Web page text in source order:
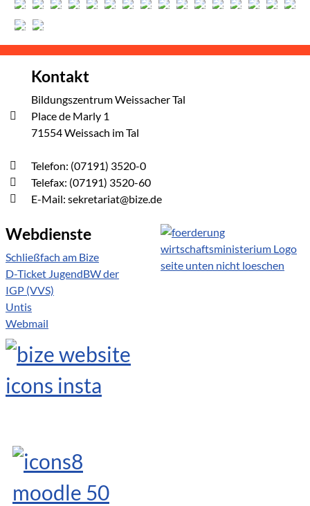
Kontakt
Bildungszentrum Weissacher Tal
Place de Marly 1
71554 Weissach im Tal
Telefon: (07191) 3520-0
Telefax: (07191) 3520-60
E-Mail: sekretariat@bize.de
Webdienste
Schließfach am Bize
D-Ticket JugendBW der
IGP (VVS)
Untis
Webmail